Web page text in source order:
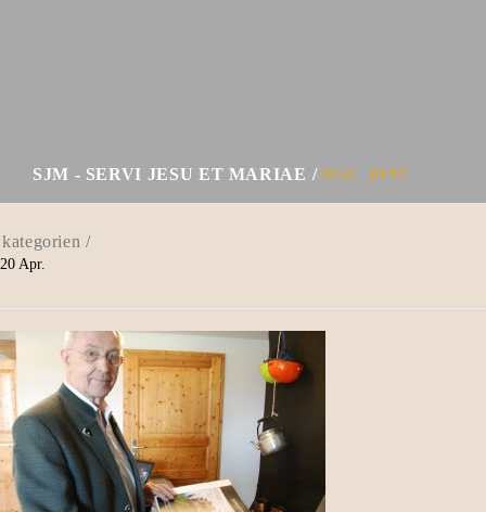
SJM - SERVI JESU ET MARIAE DSC_0197
20 Apr.